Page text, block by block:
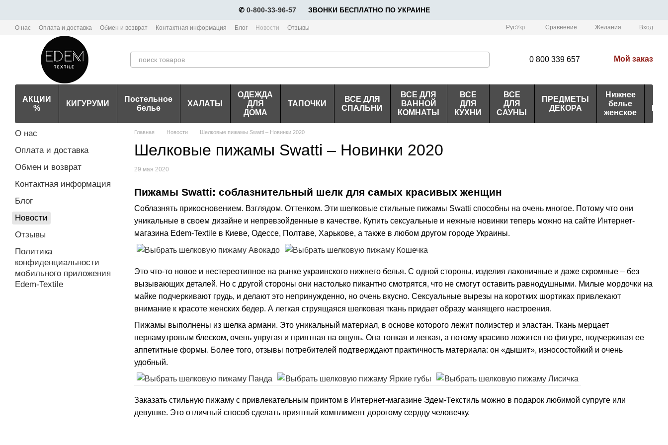
✆ 0-800-33-96-57⠀⠀ЗВОНКИ БЕСПЛАТНО ПО УКРАИНЕ
О нас Оплата и доставка Обмен и возврат Контактная информация Блог Новости
Отзывы
Политика конфиденциальности мобильного приложения Edem-Textile
РусУкр Сравнение Желания Вход
0 800 339 657 Мой заказ
АКЦИИ
%
КИГУРУМИ
Постельное
белье
ХАЛАТЫ
ОДЕЖДА
ДЛЯ
ДОМА
ТАПОЧКИ
ВСЕ ДЛЯ
СПАЛЬНИ
ВСЕ ДЛЯ
ВАННОЙ
КОМНАТЫ
ВСЕ
ДЛЯ
КУХНИ
ВСЕ
ДЛЯ
САУНЫ
ПРЕДМЕТЫ
ДЕКОРА
Нижнее
белье
женское
Главная Новости Шелковые пижамы Swatti – Новинки 2020
Шелковые пижамы Swatti – Новинки 2020
29 мая 2020
Пижамы Swatti: соблазнительный шелк для самых красивых женщин
Соблазнять прикосновением. Взглядом. Оттенком. Эти шелковые стильные пижамы Swatti способны на очень многое. Потому что они
уникальные в своем дизайне и непревзойденные в качестве. Купить сексуальные и нежные новинки теперь можно на сайте Интернет-
магазина Edem-Textile в Киеве, Одессе, Полтаве, Харькове, а также в любом другом городе Украины.
Это что-то новое и нестереотипное на рынке украинского нижнего белья. С одной стороны, изделия лаконичные и даже скромные – без
вызывающих деталей. Но с другой стороны они настолько пикантно смотрятся, что не смогут оставить равнодушными. Милые мордочки на
майке подчеркивают грудь, и делают это непринужденно, но очень вкусно. Сексуальные вырезы на коротких шортиках привлекают
внимание к красоте женских бедер. А легкая струящаяся шелковая ткань придает образу манящего настроения.
Пижамы выполнены из шелка армани. Это уникальный материал, в основе которого лежит полиэстер и эластан. Ткань мерцает
перламутровым блеском, очень упругая и приятная на ощупь. Она тонкая и легкая, а потому красиво ложится по фигуре, подчеркивая ее
аппетитные формы. Более того, отзывы потребителей подтверждают практичность материала: он «дышит», износостойкий и очень
удобный.
Заказать стильную пижаму с привлекательным принтом в Интернет-магазине Эдем-Текстиль можно в подарок любимой супруге или
девушке. Это отличный способ сделать приятный комплимент дорогому сердцу человечку.
О нас
Оплата и доставка
Обмен и возврат
Контактная информация
Блог
Новости
Отзывы
Политика
конфиденциальности
мобильного приложения
Edem-Textile